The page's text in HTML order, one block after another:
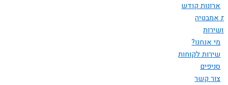
ארונות קודש
אמבטיה
ושירות
מי אנחנו?
שירות לקוחות
סניפים
צור קשר